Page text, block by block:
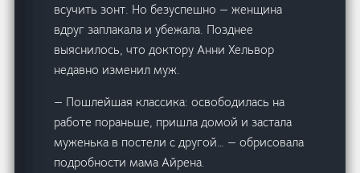
всучить зонт. Но безуспешно — женщина
вдруг заплакала и убежала. Позднее
выяснилось, что доктору Анни Хельвор
недавно изменил муж.
— Пошлейшая классика: освободилась на
работе пораньше, пришла домой и застала
муженька в постели с другой… — обрисовала
подробности мама Айрена.